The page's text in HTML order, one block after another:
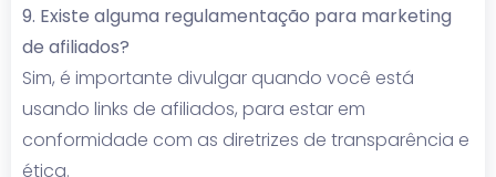
9. Existe alguma regulamentação para marketing
de afiliados?
Sim, é importante divulgar quando você está
usando links de afiliados, para estar em
conformidade com as diretrizes de transparência e
ética.